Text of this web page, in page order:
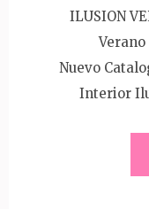
ILUSION
Verano
Nuevo
Interior